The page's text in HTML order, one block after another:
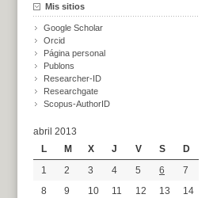
Mis sitios
Google Scholar
Orcid
Página personal
Publons
Researcher-ID
Researchgate
Scopus-AuthorID
abril 2013
L
M X J V S
D
1
2 3 4 5 6
7
8
9 10 11 12 13
14